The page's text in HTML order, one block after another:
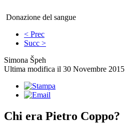
Donazione del sangue
< Prec
Succ >
Simona Špeh
Ultima modifica il 30 Novembre 2015
Chi era Pietro Coppo?